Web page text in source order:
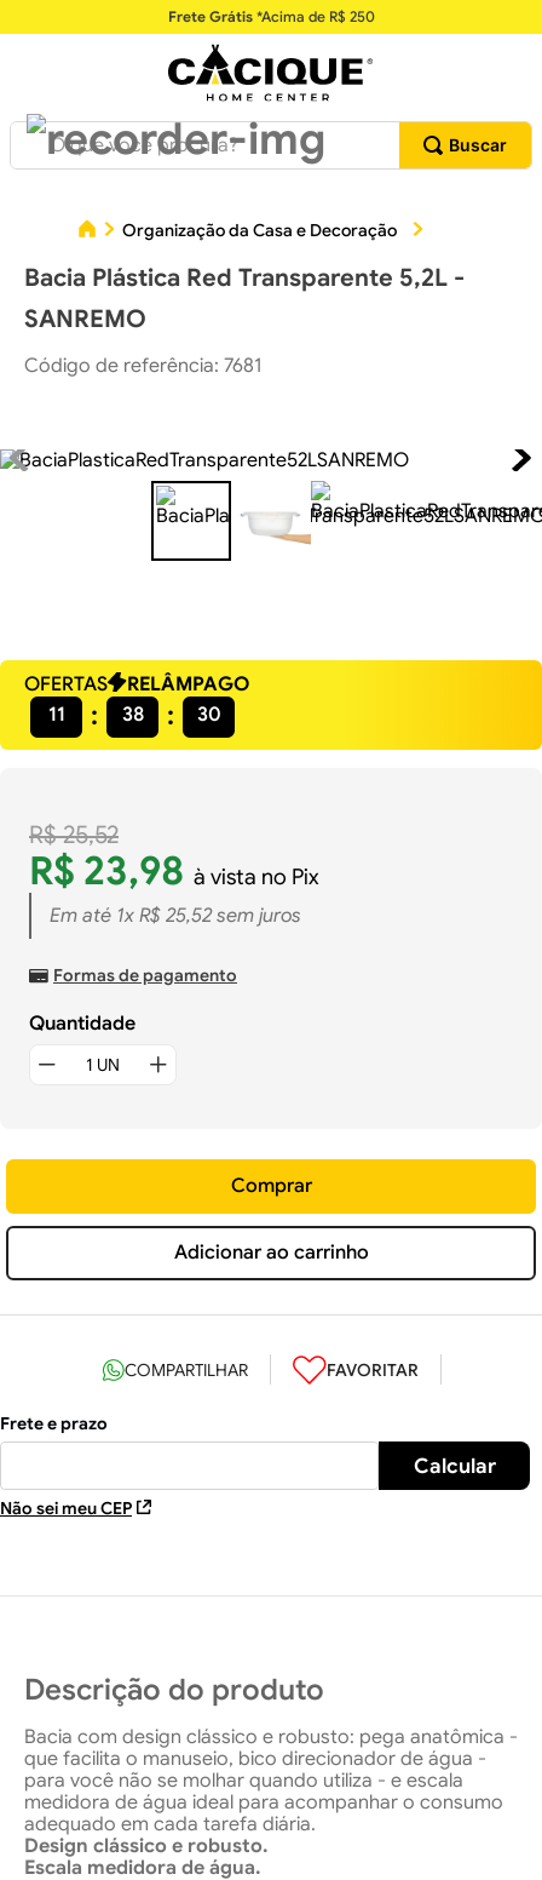
Frete Grátis*Acima de R$ 250
O que você procura?
Organização da Casa e Decoração
Bacia Plástica Red Transparente 5,2L -
SANREMO
Código de referência: 7681
OFERTAS
RELÂMPAGO
11
38 29
R$ 25,52
R$ 23,98 à vista no Pix
Em até 1x R$ 25,52sem juros
Formas de pagamento
Quantidade
Adicionar ao carrinho
Comprar
Não sei meu CEP
Descrição do produto
Bacia com design clássico e robusto: pega anatômica -
que facilita o manuseio, bico direcionador de água -
para você não se molhar quando utiliza - e escala
medidora de água ideal para acompanhar o consumo
adequado em cada tarefa diária.
Design clássico e robusto.
Escala medidora de água.